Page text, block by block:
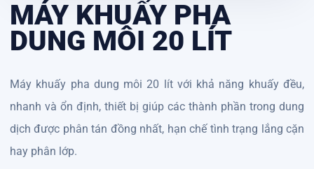
MÁY KHUẤY PHA
DUNG MÔI 20 LÍT
Máy khuấy pha dung môi 20 lít với khả năng khuấy đều,
nhanh và ổn định, thiết bị giúp các thành phần trong dung
dịch được phân tán đồng nhất, hạn chế tình trạng lắng cặn
hay phân lớp.